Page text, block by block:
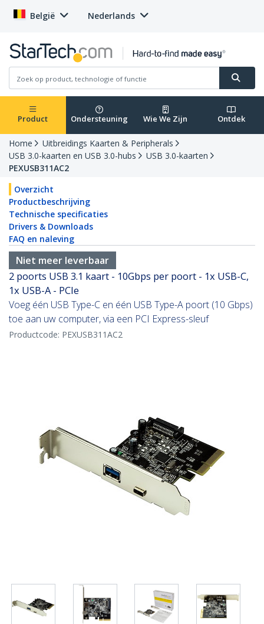
België Nederlands
Product Ondersteuning Wie We Zijn Ontdek
Home
Uitbreidings Kaarten & Peripherals
USB 3.0-kaarten en USB 3.0-hubs
USB 3.0-kaarten
PEXUSB311AC2
Overzicht
Productbeschrijving
Technische specificaties
Drivers & Downloads
FAQ en naleving
Niet meer leverbaar
2 poorts USB 3.1 kaart - 10Gbps per poort - 1x USB-C,
1x USB-A - PCIe
Voeg één USB Type-C en één USB Type-A poort (10 Gbps)
toe aan uw computer, via een PCI Express-sleuf
Productcode: PEXUSB311AC2